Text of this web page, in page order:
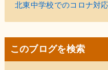
北東中学校でのコロナ対
このブログを検索